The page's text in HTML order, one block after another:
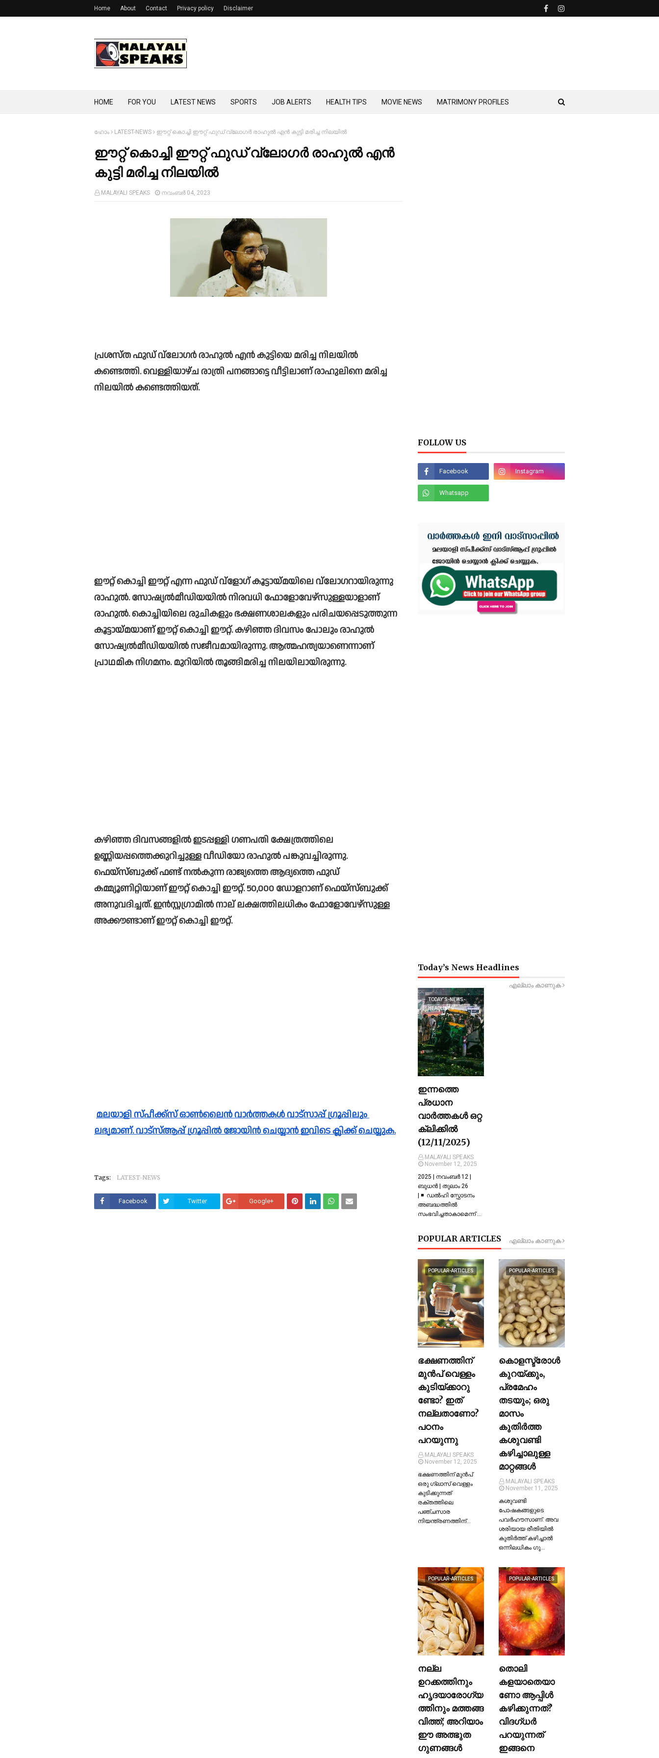
Home About Contact Privacy policy Disclaimer
HOME FOR YOU LATEST NEWS SPORTS JOB ALERTS HEALTH TIPS MOVIE NEWS MATRIMONY PROFILES
ഹോം LATEST-NEWS ഈറ്റ് കൊച്ചി ഈറ്റ് ഫുഡ് വ്ലോഗര്‍ രാഹുല്‍ എൻ കുട്ടി മരിച്ച നിലയില്‍
ഈറ്റ് കൊച്ചി ഈറ്റ് ഫുഡ് വ്ലോഗര്‍ രാഹുല്‍ എൻ
കുട്ടി മരിച്ച നിലയില്‍
MALAYALI SPEAKS നവംബർ 04, 2023
പ്രശസ്‌ത ഫുഡ്‌ വ്ലോഗര്‍ രാഹുല്‍ എൻ കുട്ടിയെ മരിച്ച നിലയില്‍
കണ്ടെത്തി. വെള്ളിയാഴ്ച രാത്രി പനങ്ങാട്ടെ വീട്ടിലാണ്‌ രാഹുലിനെ മരിച്ച
നിലയില്‍ കണ്ടെത്തിയത്‌.
ഈറ്റ്‌ കൊച്ചി ഈറ്റ്‌ എന്ന ഫുഡ്‌ വ്‌ളോഗ്‌ കൂട്ടായ്‌മയിലെ വ്ലോഗറായിരുന്നു
രാഹുല്‍. സോഷ്യല്‍മീഡിയയില്‍ നിരവധി ഫോളോവേഴ്സുള്ളയാളാണ്
രാഹുല്‍. കൊച്ചിയിലെ രുചികളും ഭക്ഷണശാലകളും പരിചയപ്പെടുത്തുന്ന
കൂട്ടായ്‌മയാണ്‌ ഈറ്റ്‌ കൊച്ചി ഈറ്റ്‌. കഴിഞ്ഞ ദിവസം പോലും രാഹുല്‍
സോഷ്യല്‍മീഡിയയില്‍ സജീവമായിരുന്നു. ആത്മഹത്യയാണെന്നാണ്
പ്രാഥമിക നിഗമനം. മുറിയില്‍ തൂങ്ങിമരിച്ച നിലയിലായിരുന്നു.
കഴിഞ്ഞ ദിവസങ്ങളില്‍ ഇടപ്പള്ളി ഗണപതി ക്ഷേത്രത്തിലെ
ഉണ്ണിയപ്പത്തെക്കുറിച്ചുള്ള വീഡിയോ രാഹുല്‍ പങ്കുവച്ചിരുന്നു.
ഫെയ്‌സ്ബുക്ക് ഫണ്ട് നല്‍കുന്ന രാജ്യത്തെ ആദ്യത്തെ ഫുഡ്
കമ്മ്യൂണിറ്റിയാണ് ഈറ്റ് കൊച്ചി ഈറ്റ്. 50,000 ഡോളറാണ് ഫെയ്‌സ്ബുക്ക്
അനുവദിച്ചത്. ഇൻസ്റ്റഗ്രാമില്‍ നാല് ലക്ഷത്തിലധികം ഫോളോവേഴ്‌സുള്ള
അക്കൗണ്ടാണ് ഈറ്റ് കൊച്ചി ഈറ്റ്.
മലയാളി സ്പീക്ക്സ്‌ ഓൺലൈൻ വാർത്തകൾ വാട്സാപ്പ് ഗ്രൂപ്പിലും
ലഭ്യമാണ്. വാട്സ്ആപ്പ് ഗ്രൂപ്പിൽ ജോയിൻ ചെയ്യാൻ ഇവിടെ ക്ലിക്ക് ചെയ്യുക.
Tags: LATEST-NEWS
Facebook Twitter Google+
FOLLOW US
Today’s News Headlines
എല്ലാം കാണുക
TODAY’S-NEWS-
HEADLINES
ഇന്നത്തെ
പ്രധാന
വാർത്തകൾ ഒറ്റ
ക്ലിക്കിൽ
(12/11/2025)
MALAYALI SPEAKS
November 12, 2025
2025 | നവംബർ 12 |
ബുധൻ | തുലാം 26
| ◾ ഡല്‍ഹി സ്ഫോടനം
അബദ്ധത്തില്‍
സംഭവിച്ചതാകാമെന്ന് …
POPULAR ARTICLES എല്ലാം കാണുക
POPULAR-ARTICLES
ഭക്ഷണത്തിന്
മുന്‍പ് വെള്ളം
കുടിയ്ക്കാറു
ണ്ടോ? ഇത്
നല്ലതാണോ?
പഠനം
പറയുന്നു
MALAYALI SPEAKS
November 12, 2025
ഭക്ഷണത്തിന് മുന്‍പ്
ഒരു ഗ്ലാസ് വെള്ളം
കുടിക്കുന്നത്
രക്തത്തിലെ
പഞ്ചസാര
നിയന്ത്രണത്തിന്…
POPULAR-ARTICLES
കൊളസ്ട്രോള്‍
കുറയ്ക്കും,
പ്രമേഹം
തടയും; ഒരു
മാസം
കുതിര്‍ത്ത
കശുവണ്ടി
കഴിച്ചാലുള്ള
മാറ്റങ്ങള്‍
MALAYALI SPEAKS
November 11, 2025
കശുവണ്ടി
പോഷകങ്ങളുടെ
പവർഹൗസാണ്. അവ
ശരിയായ രീതിയില്‍
കുതിർത്ത് കഴിച്ചാല്‍
ഒന്നിലധികം ഗു…
POPULAR-ARTICLES
നല്ല
ഉറക്കത്തിനും
ഹൃദയാരോഗ്യ
ത്തിനും മത്തങ്ങ
വിത്ത്; അറിയാം
ഈ അത്ഭുത
ഗുണങ്ങള്‍
POPULAR-ARTICLES
തൊലി
കളയാതെയാ
ണോ ആപ്പിള്‍
കഴിക്കുന്നത്?
വിദഗ്ധര്‍
പറയുന്നത്
ഇങ്ങനെ